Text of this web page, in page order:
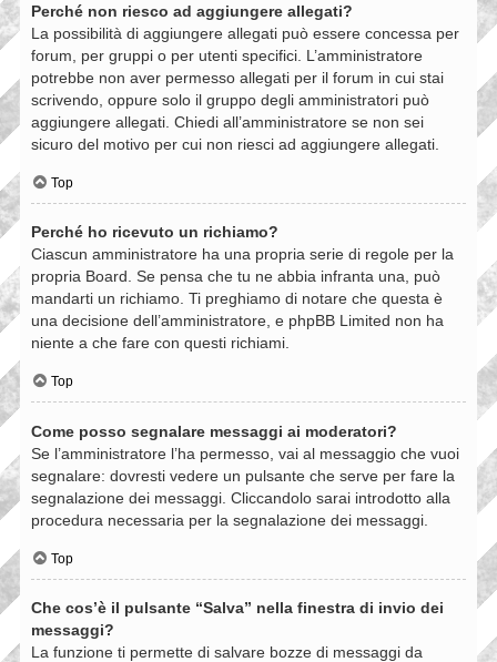
Perché non riesco ad aggiungere allegati?
La possibilità di aggiungere allegati può essere concessa per
forum, per gruppi o per utenti specifici. L’amministratore
potrebbe non aver permesso allegati per il forum in cui stai
scrivendo, oppure solo il gruppo degli amministratori può
aggiungere allegati. Chiedi all’amministratore se non sei
sicuro del motivo per cui non riesci ad aggiungere allegati.
Top
Perché ho ricevuto un richiamo?
Ciascun amministratore ha una propria serie di regole per la
propria Board. Se pensa che tu ne abbia infranta una, può
mandarti un richiamo. Ti preghiamo di notare che questa è
una decisione dell’amministratore, e phpBB Limited non ha
niente a che fare con questi richiami.
Top
Come posso segnalare messaggi ai moderatori?
Se l’amministratore l’ha permesso, vai al messaggio che vuoi
segnalare: dovresti vedere un pulsante che serve per fare la
segnalazione dei messaggi. Cliccandolo sarai introdotto alla
procedura necessaria per la segnalazione dei messaggi.
Top
Che cos’è il pulsante “Salva” nella finestra di invio dei
messaggi?
La funzione ti permette di salvare bozze di messaggi da